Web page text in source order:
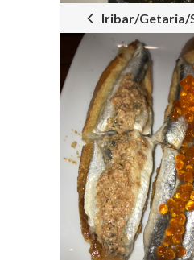
Iribar/Getaria/